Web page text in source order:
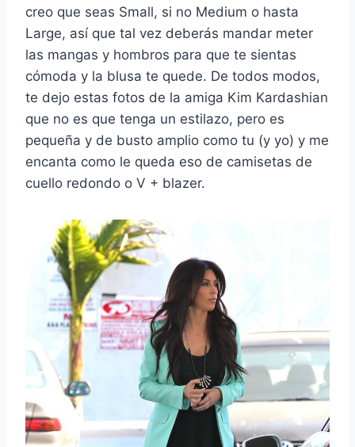
creo que seas Small, si no Medium o hasta
Large, así que tal vez deberás mandar meter
las mangas y hombros para que te sientas
cómoda y la blusa te quede. De todos modos,
te dejo estas fotos de la amiga Kim Kardashian
que no es que tenga un estilazo, pero es
pequeña y de busto amplio como tu (y yo) y me
encanta como le queda eso de camisetas de
cuello redondo o V + blazer.